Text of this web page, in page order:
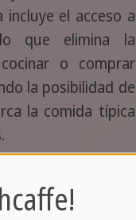
el acceso a
que elimina la
o comprar
la posibilidad de
la comida típica